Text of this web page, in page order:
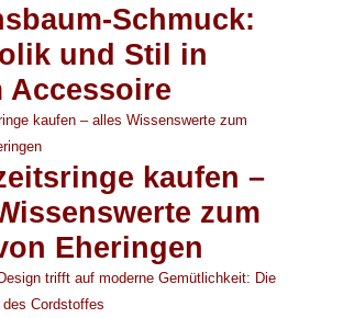
Schmuck:
und Stil in
Accessoire
kaufen –
zum
Eheringen